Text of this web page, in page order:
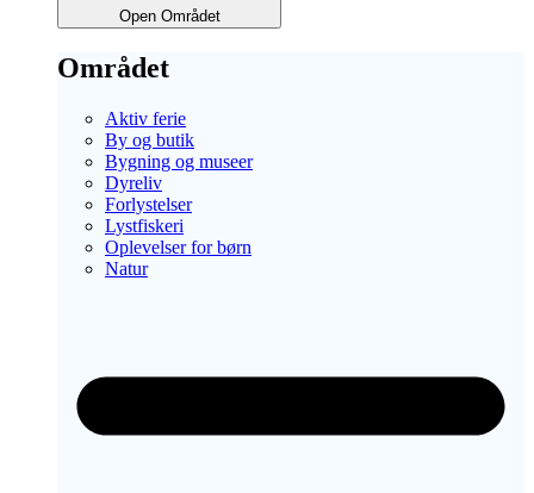
Open Området
Området
Aktiv ferie
By og butik
Bygning og museer
Dyreliv
Forlystelser
Lystfiskeri
Oplevelser for børn
Natur